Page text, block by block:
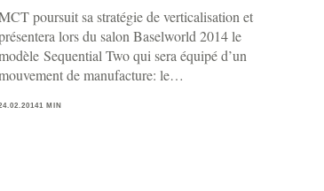
poursuit sa stratégie de verticalisation et
lors du salon Baselworld 2014 le
Sequential Two qui sera équipé d’un
de manufacture: le…
1 MIN